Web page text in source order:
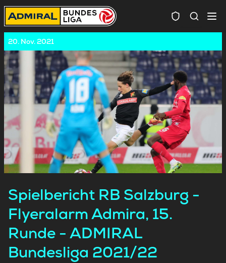
20. Nov. 2021
Spielbericht RB Salzburg -
Flyeralarm Admira, 15.
Runde - ADMIRAL
Bundesliga 2021/22